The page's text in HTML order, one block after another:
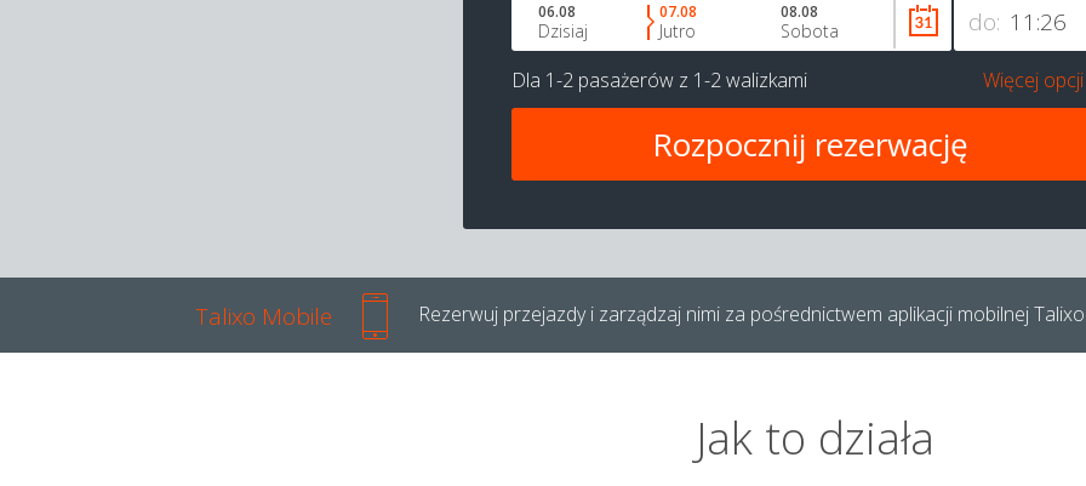
do:
06.08
Dzisiaj
07.08
Jutro
08.08
Sobota
Dla 1-2 pasażerów z 1-2 walizkami Więcej opcji
Talixo Mobile Rezerwuj przejazdy i zarządzaj nimi za pośrednictwem aplikacji mobilnej
Jak to działa